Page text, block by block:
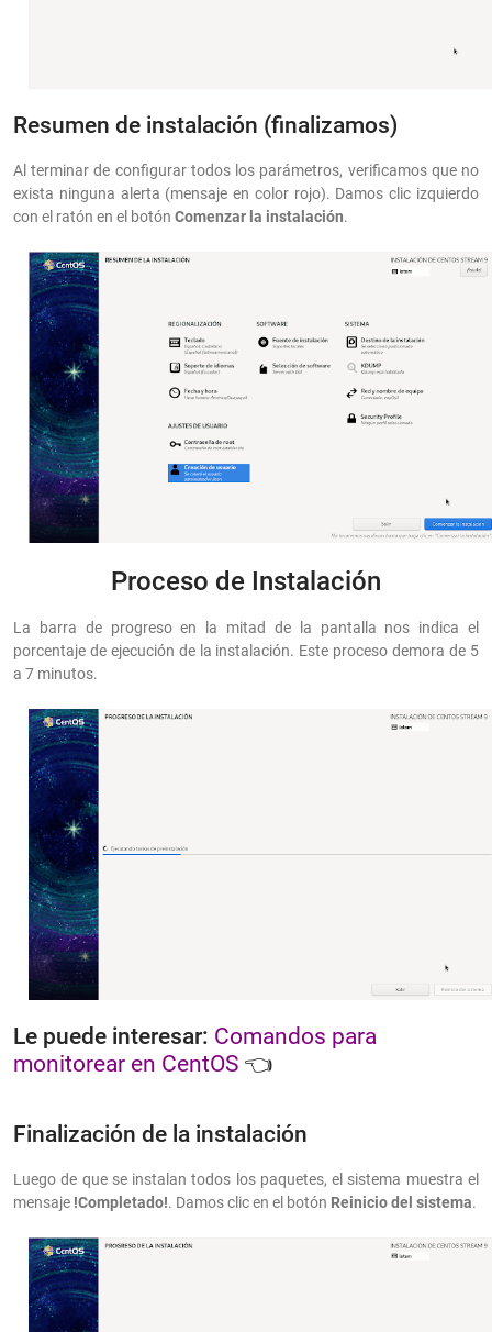
Resumen de instalación (finalizamos)
Al terminar de configurar todos los parámetros, verificamos que no
exista ninguna alerta (mensaje en color rojo). Damos clic izquierdo
con el ratón en el botón Comenzar la instalación.
Proceso de Instalación
La barra de progreso en la mitad de la pantalla nos indica el
porcentaje de ejecución de la instalación. Este proceso demora de 5
a 7 minutos.
Le puede interesar: Comandos para
monitorear en CentOS 👈
Finalización de la instalación
Luego de que se instalan todos los paquetes, el sistema muestra el
mensaje !Completado!. Damos clic en el botón Reinicio del sistema.